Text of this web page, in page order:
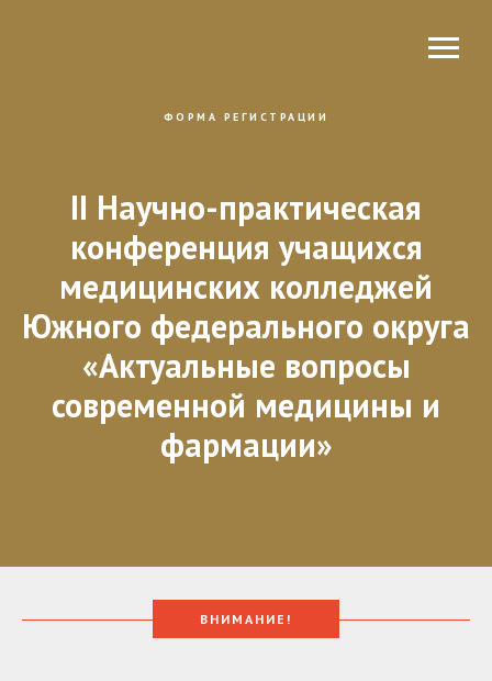
ФОРМА РЕГИСТРАЦИИ
II Научно-практическая
конференция учащихся
медицинских колледжей
Южного федерального округа
«Актуальные вопросы
современной медицины и
фармации»
ВНИМАНИЕ!